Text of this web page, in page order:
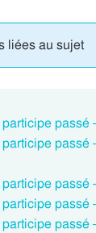
liées au sujet
participe
participe
participe
participe
participe